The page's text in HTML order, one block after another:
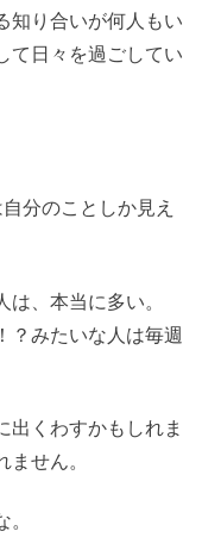
知り合いが何人もい
て日々を過ごしてい
分のことしか見え
、本当に多い。
？みたいな人は毎週
出くわすかもしれま
せん。